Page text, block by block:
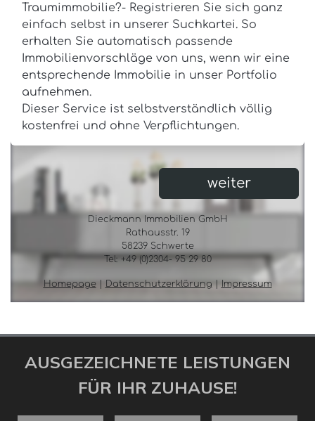
AUSGEZEICHNETE LEISTUNGEN
FÜR IHR ZUHAUSE!